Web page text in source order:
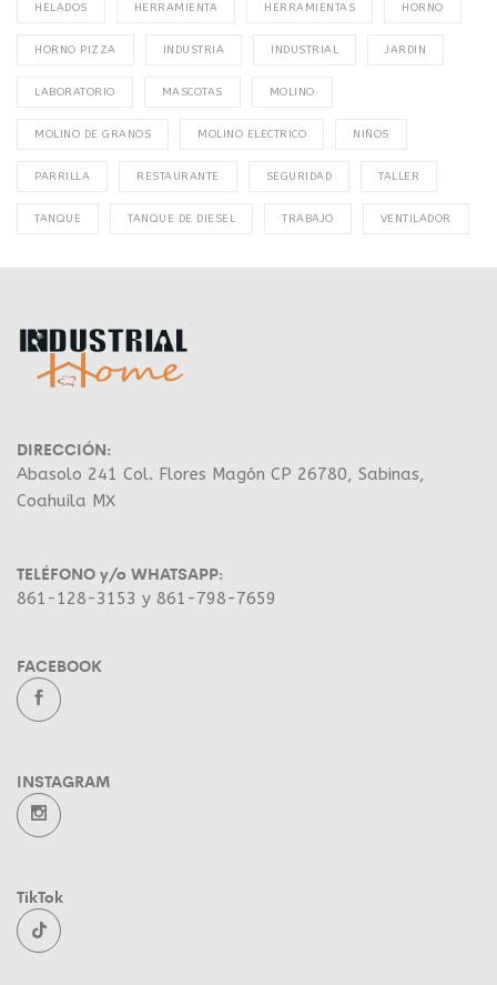
HELADOS HERRAMIENTA HERRAMIENTAS HORNO
HORNO PIZZA INDUSTRIA INDUSTRIAL JARDIN
LABORATORIO MASCOTAS MOLINO
MOLINO DE GRANOS MOLINO ELECTRICO NIÑOS
PARRILLA RESTAURANTE SEGURIDAD TALLER
TANQUE TANQUE DE DIESEL TRABAJO VENTILADOR
DIRECCIÓN:
Abasolo 241 Col. Flores Magón CP 26780, Sabinas,
Coahuila MX
TELÉFONO y/o WHATSAPP:
861-128-3153 y 861-798-7659
FACEBOOK
INSTAGRAM
TikTok